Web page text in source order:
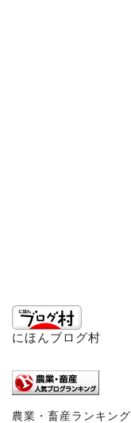
にほんブログ村
農業・畜産ランキング